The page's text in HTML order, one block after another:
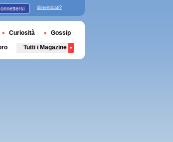
dimenticati?
Curiosità Gossip
Tutti i Magazine